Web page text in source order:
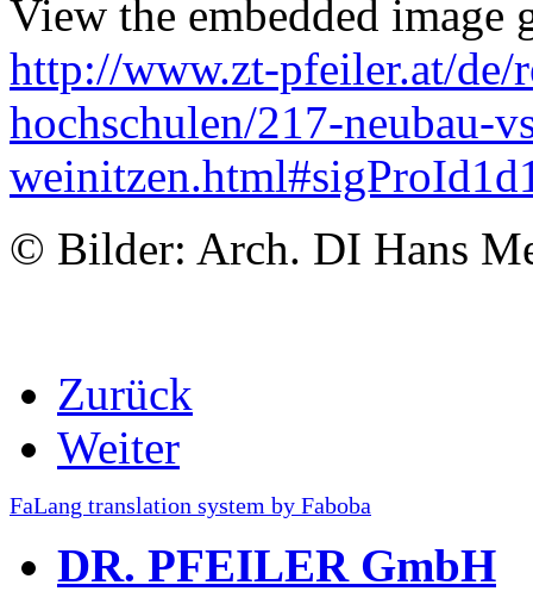
View the embedded image
http://www.zt-pfeiler.at/de/
hochschulen/217-neubau-
© Bilder: Arch. DI Hans
Zurück
Weiter
FaLang translation system by Faboba
DR. PFEILER GmbH